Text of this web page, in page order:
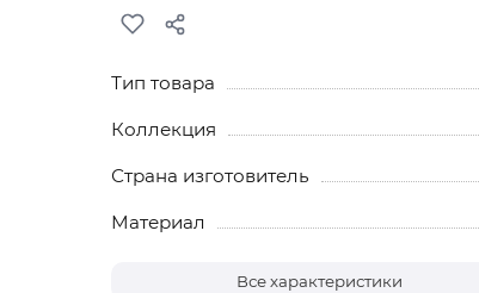
Тип товара
Коллекция
Страна изготовитель
Материал
Все характеристики